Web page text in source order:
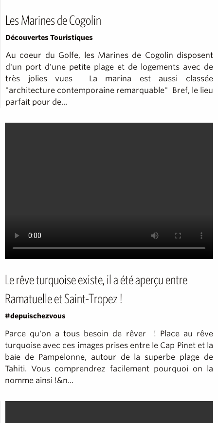
Les Marines de Cogolin
Découvertes Touristiques
Au coeur du Golfe, les Marines de Cogolin disposent
d'un port d'une petite plage et de logements avec de
très jolies vues La marina est aussi classée
"architecture contemporaine remarquable" Bref, le lieu
parfait pour de...
Le rêve turquoise existe, il a été aperçu entre
Ramatuelle et Saint-Tropez !
#depuischezvous
Parce qu'on a tous besoin de rêver ! Place au rêve
turquoise avec ces images prises entre le Cap Pinet et la
baie de Pampelonne, autour de la superbe plage de
Tahiti. Vous comprendrez facilement pourquoi on la
nomme ainsi !&n...